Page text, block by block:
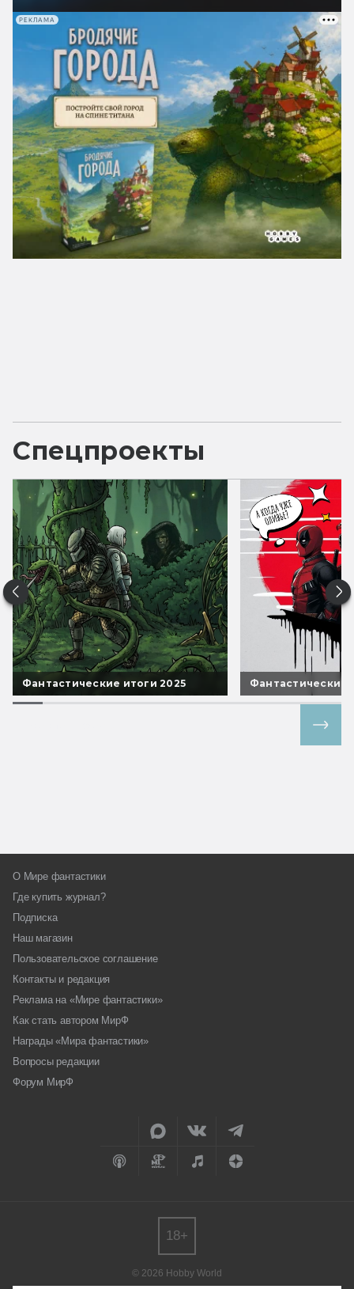
РЕКЛАМА
Спецпроекты
Фантастические итоги 2025 Фантастические
О Мире фантастики
Где купить журнал?
Подписка
Наш магазин
Пользовательское соглашение
Контакты и редакция
Реклама на «Мире фантастики»
Как стать автором МирФ
Награды «Мира фантастики»
Вопросы редакции
Форум МирФ
© 2026 Hobby World
18+